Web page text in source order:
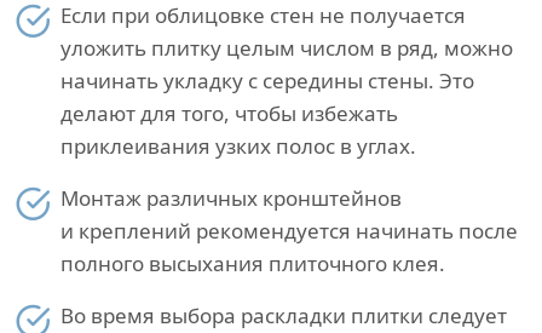
Если при облицовке стен не получается
уложить плитку целым числом в ряд, можно
начинать укладку с середины стены. Это
делают для того, чтобы избежать
приклеивания узких полос в углах.
Монтаж различных кронштейнов
и креплений рекомендуется начинать после
полного высыхания плиточного клея.
Во время выбора раскладки плитки следует